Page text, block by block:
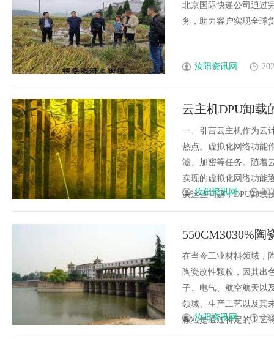
北京国际快递公司通过
务，助力客户实现全球
汝阳资讯网
云主机DPU卸载
一、引言云主机作为云
热点。虚拟化网络功能
滤、加密等任务。随着
实现的虚拟化网络功能
决这些问题，DPU卸载
汝阳资讯网
550CM3030%
在当今工业材料领域，
陶瓷改性颗粒，因其出
子、电气、航空航天以
领域、生产工艺以及其
颗粒是通过特定的工艺
汝阳资讯网